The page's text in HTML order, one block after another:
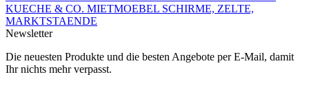
KUECHE & CO. MIETMOEBEL SCHIRME, ZELTE,
MARKTSTAENDE
Newsletter
Die neuesten Produkte und die besten Angebote per E-Mail, damit
Ihr nichts mehr verpasst.